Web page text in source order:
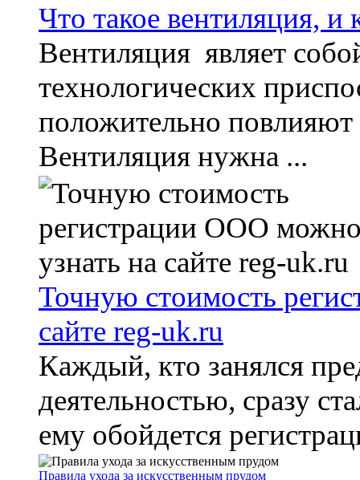
Что такое вентиляция, и
Вентиляция являет
технологических
положительно
Вентиляция нужна ...
Точную стоимость
сайте reg-uk.ru
Каждый, кто занялся
деятельностью, сразу
ему обойдется
Правила ухода за искусственным прудом